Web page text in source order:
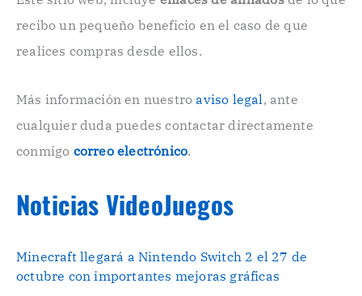
ó
n
o
.
recibo un pequeño beneficio en el caso de que
realices compras desde ellos.
Más información en nuestroaviso legal , ante
cualquier duda puedes contactar directamente
conmigo correo electrónico.
Noticias VideoJuegos
Minecraft llegará a Nintendo Switch 2 el 27 de
octubre con importantes mejoras gráficas